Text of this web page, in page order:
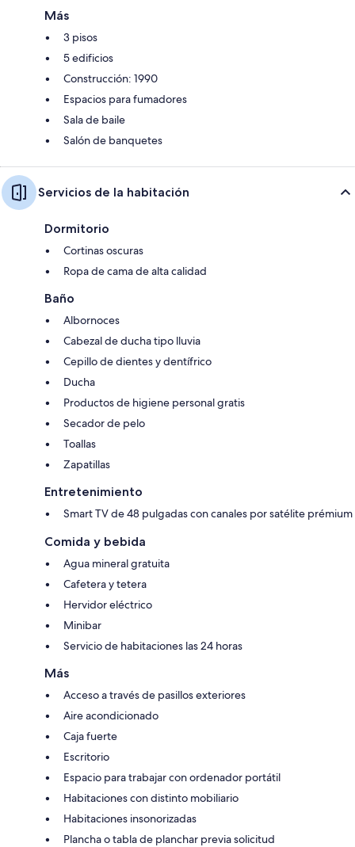
Más
3 pisos
5 edificios
Construcción: 1990
Espacios para fumadores
Sala de baile
Salón de banquetes
Servicios de la habitación
Dormitorio
Cortinas oscuras
Ropa de cama de alta calidad
Baño
Albornoces
Cabezal de ducha tipo lluvia
Cepillo de dientes y dentífrico
Ducha
Productos de higiene personal gratis
Secador de pelo
Toallas
Zapatillas
Entretenimiento
Smart TV de 48 pulgadas con canales por satélite prémium
Comida y bebida
Agua mineral gratuita
Cafetera y tetera
Hervidor eléctrico
Minibar
Servicio de habitaciones las 24 horas
Más
Acceso a través de pasillos exteriores
Aire acondicionado
Caja fuerte
Escritorio
Espacio para trabajar con ordenador portátil
Habitaciones con distinto mobiliario
Habitaciones insonorizadas
Plancha o tabla de planchar previa solicitud